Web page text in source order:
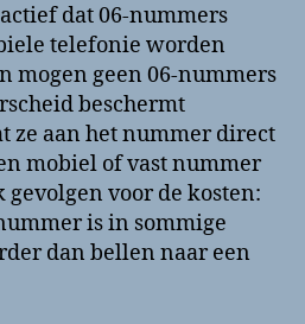
dat 06-nummers
telefonie worden
mogen geen 06-nummers
beschermt
ze aan het nummer direct
mobiel of vast nummer
voor de kosten:
is in sommige
dan bellen naar een